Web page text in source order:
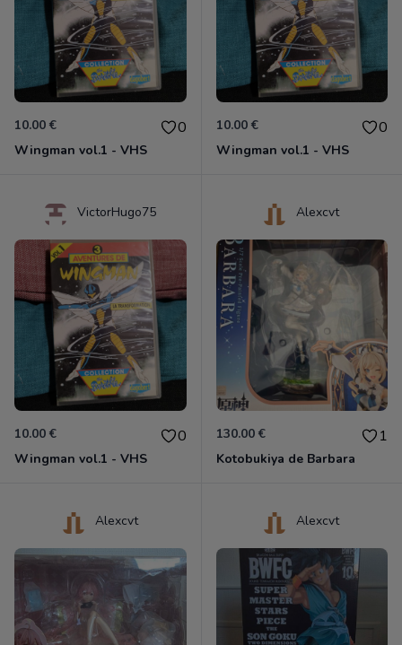
10.00 € 0
Wingman vol.1 - VHS
10.00 € 0
Wingman vol.1 - VHS
VictorHugo75
10.00 € 0
Wingman vol.1 - VHS
Alexcvt
130.00 € 1
Kotobukiya de Barbara
Alexcvt Alexcvt